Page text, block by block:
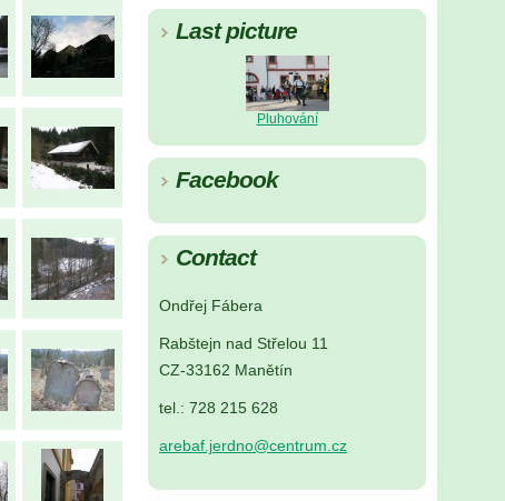
Last picture
Pluhování
Facebook
Contact
Ondřej Fábera
Rabštejn nad Střelou 11
CZ-33162 Manětín
tel.: 728 215 628
arebaf.jerdno@centrum.cz